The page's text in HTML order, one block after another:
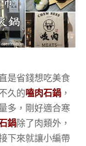
是省錢想吃美食
久的嗑肉石鍋 ，
多，剛好適合寒
鍋除了肉類外，
下來就讓小編帶